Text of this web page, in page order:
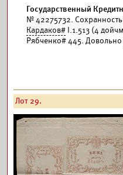
Государственный
№ 42275732.
Кардаков# I.1.513 (4
Рябченко# 445.
Лот 29.